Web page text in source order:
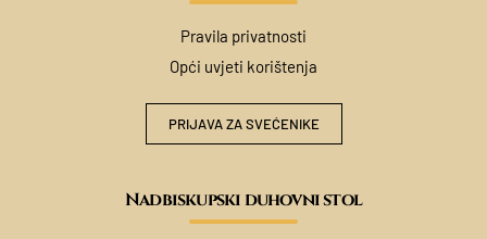
Pravila privatnosti
Opći uvjeti korištenja
PRIJAVA ZA SVEĆENIKE
Nadbiskupski duhovni stol